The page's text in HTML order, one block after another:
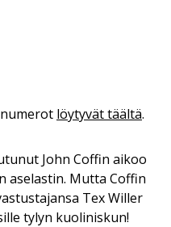
löytyvät täältä.
John Coffin aikoo
aselastin. Mutta Coffin
Tex Willer
tylyn kuoliniskun!